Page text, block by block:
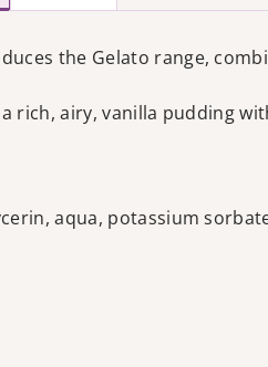
the Gelato range,
rich, airy, vanilla pudding
aqua, potassium